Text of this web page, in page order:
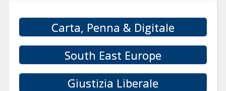
Carta, Penna & Digitale
South East Europe
Giustizia Liberale